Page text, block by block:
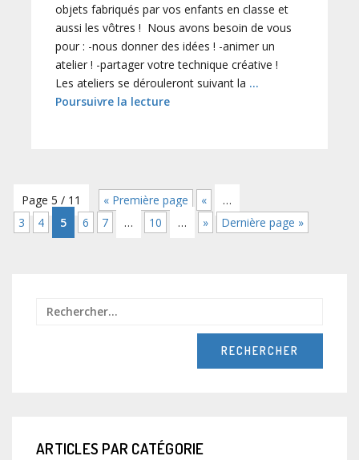
objets fabriqués par vos enfants en classe et
aussi les vôtres ! Nous avons besoin de vous
pour : -nous donner des idées ! -animer un
atelier ! -partager votre technique créative !
Les ateliers se dérouleront suivant la …
Poursuivre la lecture
Page 5 / 11 « Première page «
…
3
4 5 6 7 … 10 … » Dernière page »
ARTICLES PAR CATÉGORIE